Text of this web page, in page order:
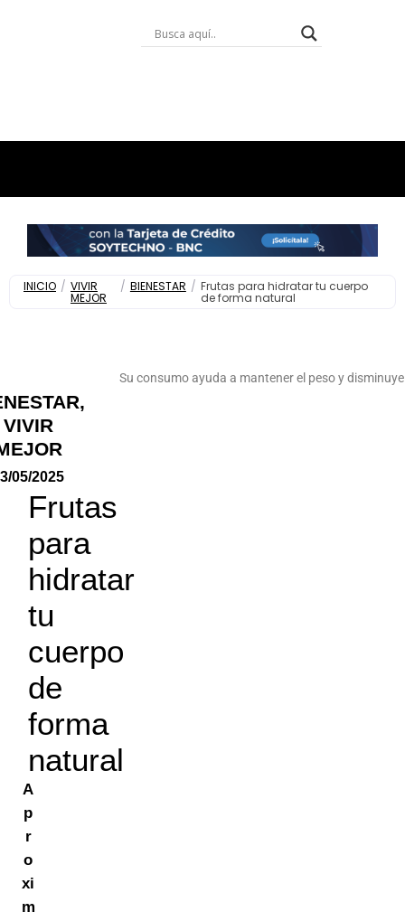
INICIO / VIVIR
MEJOR
/ BIENESTAR / Frutas para hidratar tu cuerpo
de forma natural
,
VIVIR
05/2025
Frutas
para
hidratar
tu
cuerpo
de
forma
natural
A
p
r
o
xi
m
Su consumo ayuda a mantener el peso y